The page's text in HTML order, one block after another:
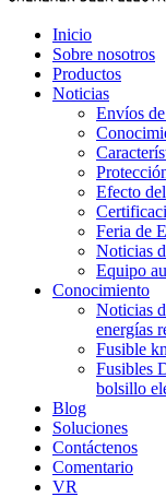
Inicio
Sobre nosotros
Productos
Noticias
Envíos
Efecto
Feria de
Noticias
Equipo
Conocimiento
Noticias
energías
Fusible
Fusibles
bolsillo
Blog
Soluciones
Contáctenos
Comentario
VR